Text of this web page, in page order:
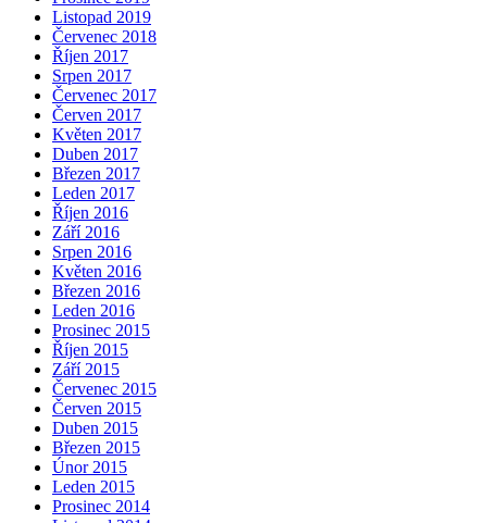
Listopad 2019
Červenec 2018
Říjen 2017
Srpen 2017
Červenec 2017
Červen 2017
Květen 2017
Duben 2017
Březen 2017
Leden 2017
Říjen 2016
Září 2016
Srpen 2016
Květen 2016
Březen 2016
Leden 2016
Prosinec 2015
Říjen 2015
Září 2015
Červenec 2015
Červen 2015
Duben 2015
Březen 2015
Únor 2015
Leden 2015
Prosinec 2014